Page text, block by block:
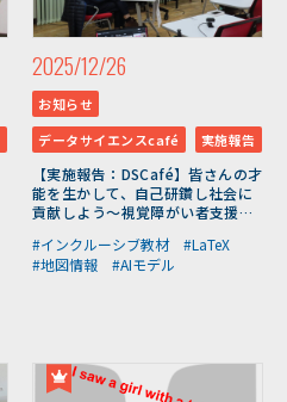
2025/12/26
お知らせ
データサイエンスcafé
実施報告
【実施報告：DSCafé】皆さんの才
能を生かして、自己研鑽し社会に
貢献しよう～視覚障がい者支援教
～（12/17開催）
#インクルーシブ教材
#LaTeX
#地図情報
#AIモデル